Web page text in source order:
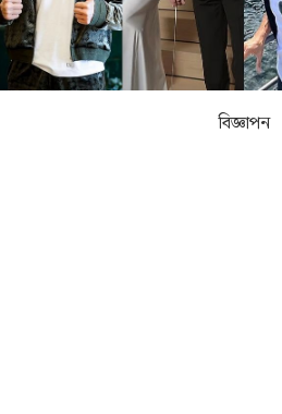
বিজ্ঞাপন